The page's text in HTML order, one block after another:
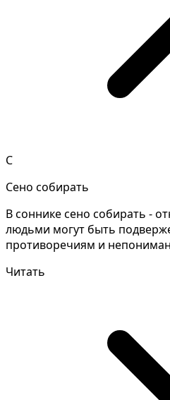
С
Сено собирать
В соннике сено собирать -
людьми могут быть
противоречиям и
Читать